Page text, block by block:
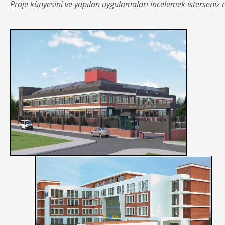
Proje künyesini ve yapılan uygulamaları incelemek